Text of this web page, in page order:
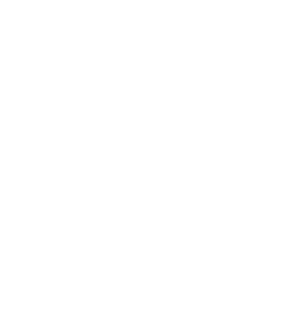
которое не только повышает